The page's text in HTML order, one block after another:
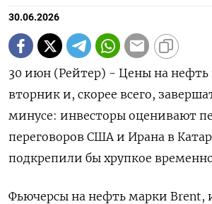
30.06.2026
30 июн (Рейтер) - Цены на нефть
вторник и, скорее всего,
минусе: инвесторы оценивают
переговоров США и ‌Ирана в
подкрепили бы хрупкое
Фьючерсы на нефть марки Brent,